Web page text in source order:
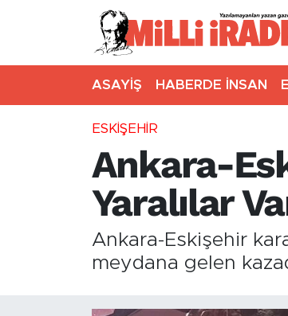
ASAYİŞ HABERDE İNSAN
ESKİŞEHİR
Ankara-
Yaralılar
Ankara-Eskişehir
meydana gelen